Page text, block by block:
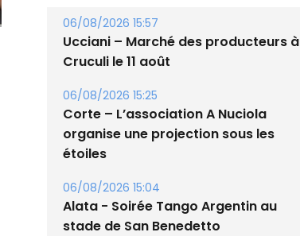
06/08/2026 15:57
Ucciani – Marché des producteurs à
Cruculi le 11 août
06/08/2026 15:25
Corte – L’association A Nuciola
organise une projection sous les
étoiles
06/08/2026 15:04
Alata - Soirée Tango Argentin au
stade de San Benedetto